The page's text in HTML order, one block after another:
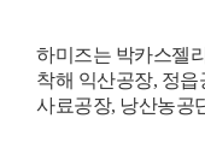
하미즈는 박카스젤리
착해 익산공장, 정읍
사료공장, 낭산농공